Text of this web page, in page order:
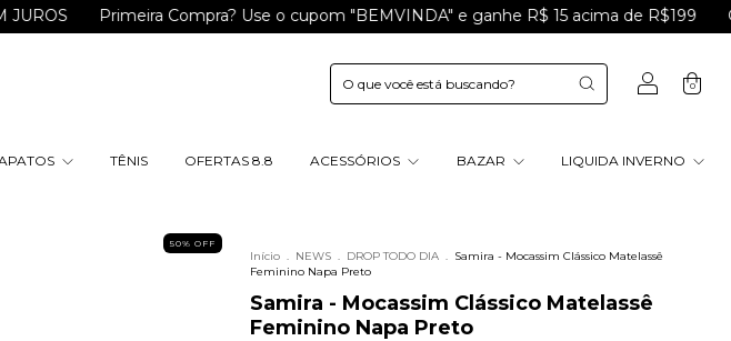
Primeira Compra? Use o cupom "BEMVINDA" e ganhe R$ 15 acima de R$199 Ganhe
0
TÊNIS OFERTAS 8.8 ACESSÓRIOS BAZAR
LIQUIDA INVERNO
50% OFF
Início . NEWS . DROP TODO DIA . Samira - Mocassim Clássico Matelassê
Feminino Napa Preto
Samira - Mocassim Clássico Matelassê
Feminino Napa Preto